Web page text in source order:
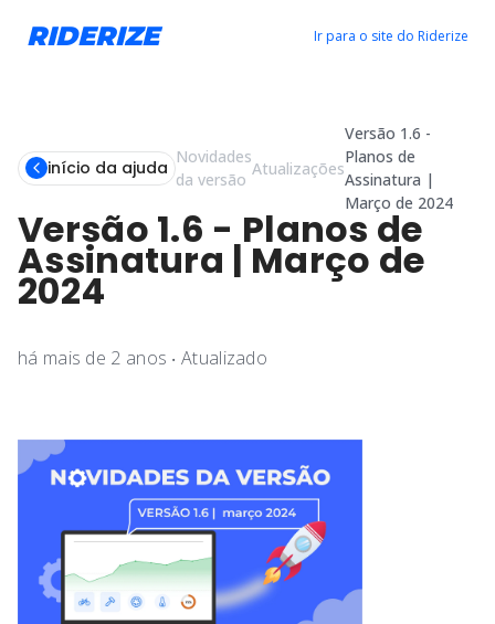
RIDERIZE Ir para o site do Riderize
início da ajuda Novidades
da versão
Atualizações
Versão 1.6 -
Planos de
Assinatura |
Março de 2024
Versão 1.6 - Planos de
Assinatura | Março de
2024
há mais de 2 anos ‧Atualizado